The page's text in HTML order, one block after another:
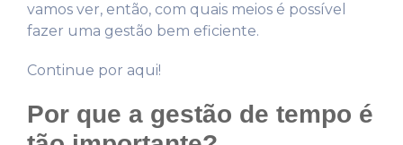
vamos ver, então, com quais meios é possível
fazer uma gestão bem eficiente.
Continue por aqui!
Por que a gestão de tempo é